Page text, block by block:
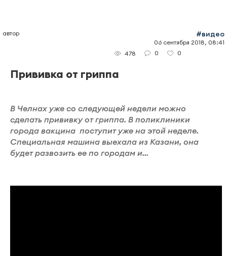
автор #видео
06 сентября 2018, 08:41
478
0 0
Прививка от гриппа
В Челнах уже со следующей недели можно
сделать прививку от гриппа. В поликлиники
города вакцина поступит уже на этой неделе.
Специальная машина выехала из Казани, она
будет развозить ее по городам и...